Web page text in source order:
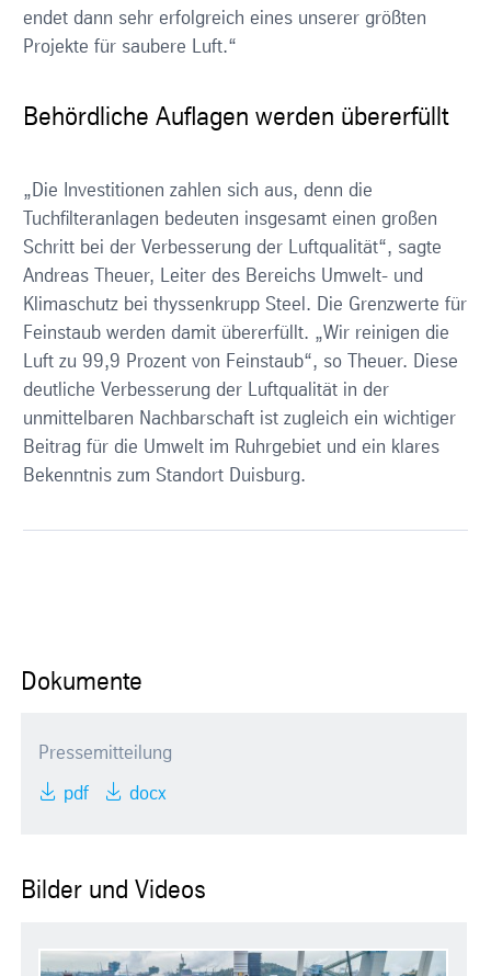
endet dann sehr erfolgreich eines unserer größten
Projekte für saubere Luft.“
Behördliche Auflagen werden übererfüllt
„Die Investitionen zahlen sich aus, denn die
Tuchfilteranlagen bedeuten insgesamt einen großen
Schritt bei der Verbesserung der Luftqualität“, sagte
Andreas Theuer, Leiter des Bereichs Umwelt- und
Klimaschutz bei thyssenkrupp Steel. Die Grenzwerte für
Feinstaub werden damit übererfüllt. „Wir reinigen die
Luft zu 99,9 Prozent von Feinstaub“, so Theuer. Diese
deutliche Verbesserung der Luftqualität in der
unmittelbaren Nachbarschaft ist zugleich ein wichtiger
Beitrag für die Umwelt im Ruhrgebiet und ein klares
Bekenntnis zum Standort Duisburg.
Dokumente
Pressemitteilung
pdf docx
Bilder und Videos